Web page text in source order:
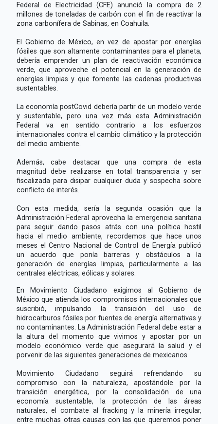
Federal de Electricidad (CFE) anunció la compra de 2
millones de toneladas de carbón con el fin de reactivar la
zona carbonífera de Sabinas, en Coahuila.
El Gobierno de México, en vez de apostar por energías
fósiles que son altamente contaminantes para el planeta,
debería emprender un plan de reactivación económica
verde, que aproveche el potencial en la generación de
energías limpias y que fomente las cadenas productivas
sustentables.
La economía postCovid debería partir de un modelo verde
y sustentable, pero una vez más esta Administración
Federal va en sentido contrario a los esfuerzos
internacionales contra el cambio climático y la protección
del medio ambiente.
Además, cabe destacar que una compra de esta
magnitud debe realizarse en total transparencia y ser
fiscalizada para disipar cualquier duda y sospecha sobre
conflicto de interés.
Con esta medida, sería la segunda ocasión que la
Administración Federal aprovecha la emergencia sanitaria
para seguir dando pasos atrás con una política hostil
hacia el medio ambiente, recordemos que hace unos
meses el Centro Nacional de Control de Energía publicó
un acuerdo que ponía barreras y obstáculos a la
generación de energías limpias, particularmente a las
centrales eléctricas, eólicas y solares.
En Movimiento Ciudadano exigimos al Gobierno de
México que atienda los compromisos internacionales que
suscribió, impulsando la transición del uso de
hidrocarburos fósiles por fuentes de energía alternativas y
no contaminantes. La Administración Federal debe estar a
la altura del momento que vivimos y apostar por un
modelo económico verde que asegurará la salud y el
porvenir de las siguientes generaciones de mexicanos.
Movimiento Ciudadano seguirá refrendando su
compromiso con la naturaleza, apostándole por la
transición energética, por la consolidación de una
economía sustentable, la protección de las áreas
naturales, el combate al fracking y la minería irregular,
entre muchas otras causas con las que queremos poner